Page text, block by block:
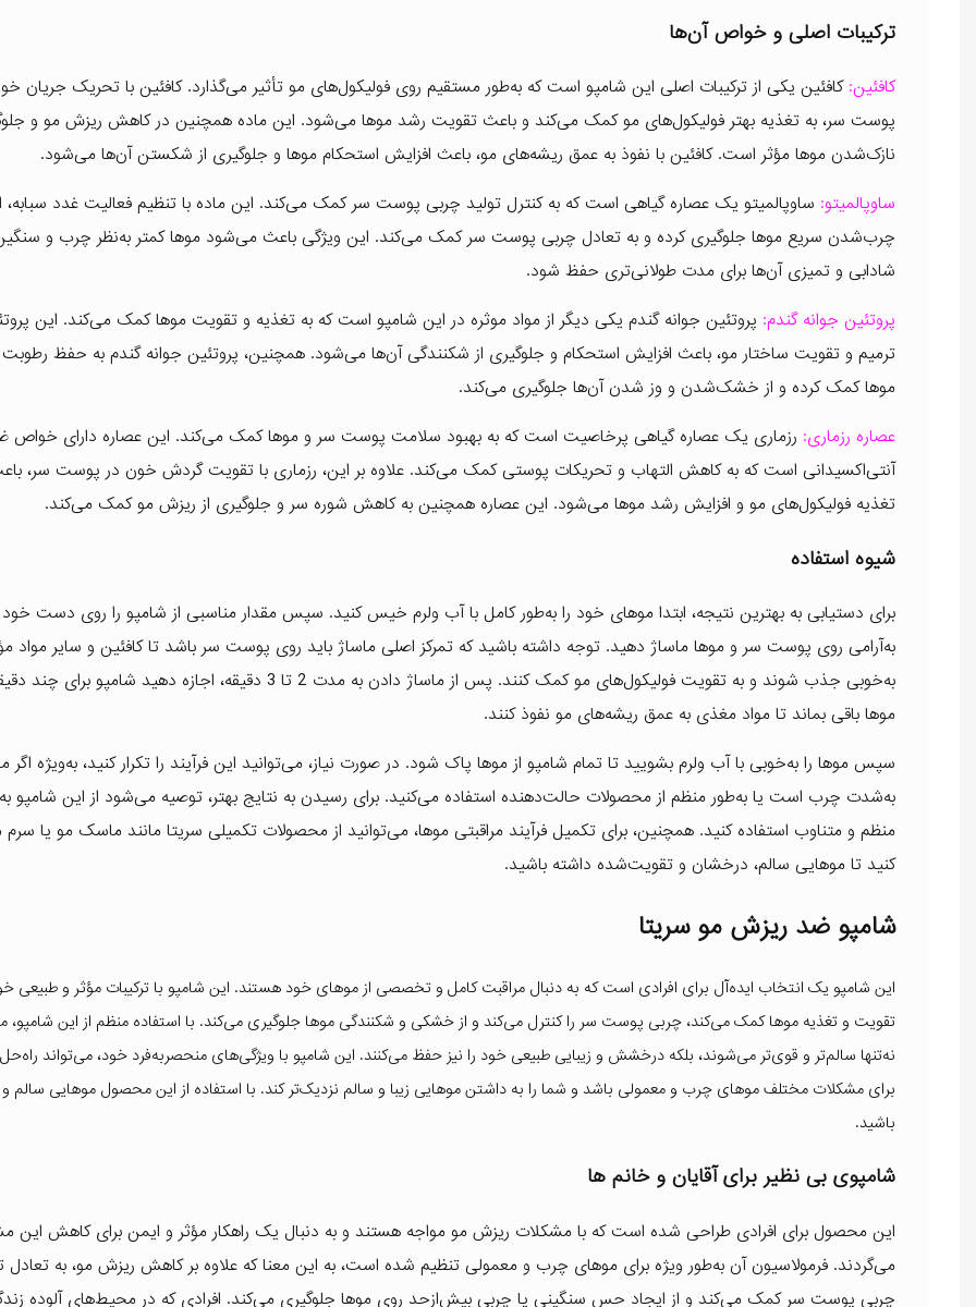
ترکیبات اصلی و خواص آن‌ها
کافئین: کافئین یکی از ترکیبات اصلی این شامپو است که به‌طور مستقیم روی فولیکول‌های مو تأثیر می‌گذارد. کافئین با تحریک جریان
پوست سر، به تغذیه بهتر فولیکول‌های مو کمک می‌کند و باعث تقویت رشد موها می‌شود. این ماده همچنین در کاهش ریزش مو و
نازک‌شدن موها مؤثر است. کافئین با نفوذ به عمق ریشه‌های مو، باعث افزایش استحکام موها و جلوگیری از شکستن آن‌ها می‌شود.
ساوپالمیتو: ساوپالمیتو یک عصاره گیاهی است که به کنترل تولید چربی پوست سر کمک می‌کند. این ماده با تنظیم فعالیت غدد سبابه،
چرب‌شدن سریع موها جلوگیری کرده و به تعادل چربی پوست سر کمک می‌کند. این ویژگی باعث می‌شود موها کمتر به‌نظر چرب و
شادابی و تمیزی آن‌ها برای مدت طولانی‌تری حفظ شود.
پروتئین جوانه گندم: پروتئین جوانه گندم یکی دیگر از مواد موثره در این شامپو است که به تغذیه و تقویت موها کمک می‌کند. این
ترمیم و تقویت ساختار مو، باعث افزایش استحکام و جلوگیری از شکنندگی آن‌ها می‌شود. همچنین، پروتئین جوانه گندم به حفظ
موها کمک کرده و از خشک‌شدن و وز شدن آن‌ها جلوگیری می‌کند.
عصاره رزماری: رزماری یک عصاره گیاهی پرخاصیت است که به بهبود سلامت پوست سر و موها کمک می‌کند. این عصاره دارای خواص
آنتی‌اکسیدانی است که به کاهش التهاب و تحریکات پوستی کمک می‌کند. علاوه بر این، رزماری با تقویت گردش خون در پوست سر،
تغذیه فولیکول‌های مو و افزایش رشد موها می‌شود. این عصاره همچنین به کاهش شوره سر و جلوگیری از ریزش مو کمک می‌کند.
شیوه استفاده
برای دستیابی به بهترین نتیجه، ابتدا موهای خود را به‌طور کامل با آب ولرم خیس کنید. سپس مقدار مناسبی از شامپو را روی دست خود
به‌آرامی روی پوست سر و موها ماساژ دهید. توجه داشته باشید که تمرکز اصلی ماساژ باید روی پوست سر باشد تا کافئین و سایر مواد
به‌خوبی جذب شوند و به تقویت فولیکول‌های مو کمک کنند. پس از ماساژ دادن به مدت 2 تا 3 دقیقه، اجازه دهید
موها باقی بماند تا مواد مغذی به عمق ریشه‌های مو نفوذ کنند.
سپس موها را به‌خوبی با آب ولرم بشویید تا تمام شامپو از موها پاک شود. در صورت نیاز، می‌توانید این فرآیند را تکرار کنید، به‌ویژه
به‌شدت چرب است یا به‌طور منظم از محصولات حالت‌دهنده استفاده می‌کنید. برای رسیدن به نتایج بهتر، توصیه می‌شود از این شامپو
منظم و متناوب استفاده کنید. همچنین، برای تکمیل فرآیند مراقبتی موها، می‌توانید از محصولات تکمیلی سریتا مانند ماسک مو یا سرم
کنید تا موهایی سالم، درخشان و تقویت‌شده داشته باشید.
شامپو ضد ریزش مو سریتا
این شامپو یک انتخاب ایده‌آل برای افرادی است که به دنبال مراقبت کامل و تخصصی از موهای خود هستند. این شامپو با ترکیبات مؤثر و طبیعی
تقویت و تغذیه موها کمک می‌کند، چربی پوست سر را کنترل می‌کند و از خشکی و شکنندگی موها جلوگیری می‌کند. با استفاده منظم از این شامپو،
نه‌تنها سالم‌تر و قوی‌تر می‌شوند، بلکه درخشش و زیبایی طبیعی خود را نیز حفظ می‌کنند. این شامپو با ویژگی‌های منحصربه‌فرد خود، می‌تواند
برای مشکلات مختلف موهای چرب و معمولی باشد و شما را به داشتن موهایی زیبا و سالم نزدیک‌تر کند. با استفاده از این محصول موهایی سالم و
باشید.
شامپوی بی نظیر برای آقایان و خانم ها
این محصول برای افرادی طراحی شده است که با مشکلات ریزش مو مواجه هستند و به دنبال یک راهکار مؤثر و ایمن برای کاهش این
می‌گردند. فرمولاسیون آن به‌طور ویژه برای موهای چرب و معمولی تنظیم شده است، به این معنا که علاوه بر کاهش ریزش مو، به تعادل
چربی پوست سر کمک می‌کند و از ایجاد حس سنگینی یا چربی بیش‌ازحد روی موها جلوگیری می‌کند. افرادی که در محیط‌های آلوده